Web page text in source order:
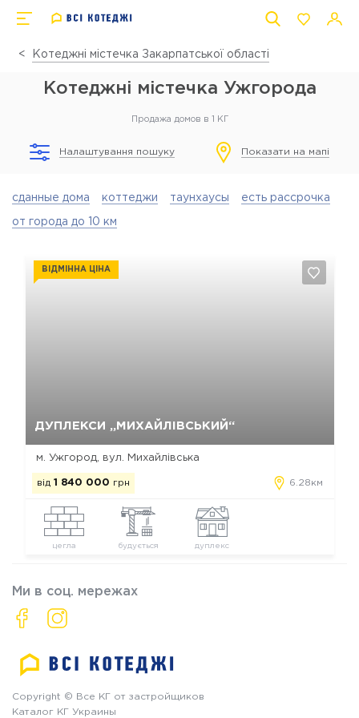
Котеджні містечка Закарпатської області
Котеджні містечка Ужгорода
Продажа домов в 1 КГ
Налаштування пошуку Показати на мапі
сданные дома коттеджи таунхаусы есть рассрочка
от города до 10 км
ДУПЛЕКСИ „МИХАЙЛІВСЬКИЙ“
ВІДМІННА ЦІНА
м. Ужгород, вул. Михайлівська
від 1 840 000 грн 6.28км
цегла будується дуплекс
Ми в соц. мережах
Copyright © Все КГ от застройщиков
Каталог КГ Украины